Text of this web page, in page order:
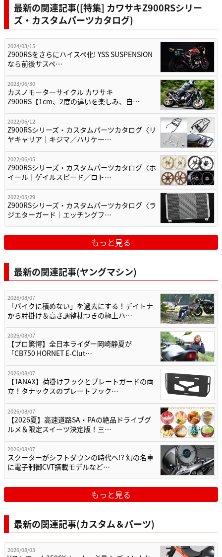
最新の関連記事([特集] カワサキZ900RSシリー
ズ・カスタムパーツカタログ)
2024/03/15
Z900RSをさらにハイスペ化! YSS SUSPENSION
なら前後サスペ…
2023/06/30
カスノモーターサイクル カワサキ
Z900RS【1cm、2度の違いを楽しみ、自…
2022/06/12
Z900RSシリーズ・カスタムパーツカタログ〈リ
ヤキャリア｜キジマ／ハリケー…
2022/06/05
Z900RSシリーズ・カスタムパーツカタログ〈ホ
イール｜ゲイルスピード／ロト…
2022/05/29
Z900RSシリーズ・カスタムパーツカタログ〈ラ
ジエターガード｜エッチングフ…
もっと見る
最新の関連記事(ヤングマシン)
2026/08/07
「バイクに積めない」を過去にする！デイトナ
から肘掛け＆高さ調整枕つきの極上ハ…
2026/08/07
【プロ驚愕】全日本ライダー岡崎静夏が
「CB750 HORNET E-Clut…
2026/08/07
【TANAX】荷掛けフックとプレートガードの両
立！タナックスのプレートフック…
2026/08/07
【2026夏】高速道路SA・PAの絶品ドライブグ
ルメ＆限定スイーツ決定版！三…
2026/08/07
スクーターがシフトダウンの時代へ!? 幻の名車
に電子制御CVT搭載モデルなど…
もっと見る
最新の関連記事(カスタム＆パーツ)
2026/08/03